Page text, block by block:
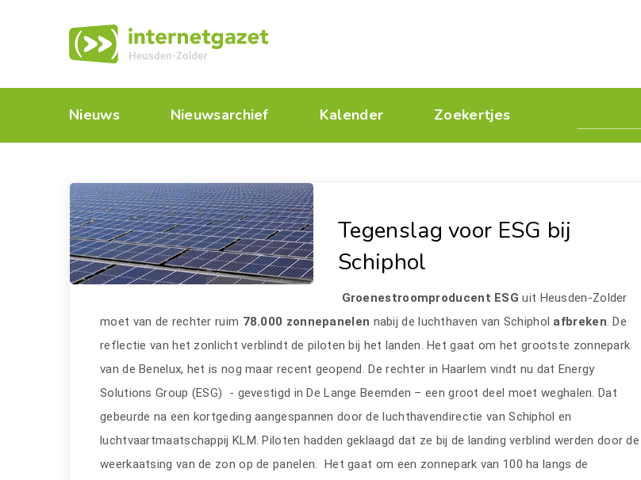
Nieuws Nieuwsarchief Kalender Zoekertjes
Tegenslag voor ESG bij
Schiphol
Groenestroomproducent ESG uit Heusden-Zolder
moet van de rechter ruim 78.000 zonnepanelen nabij de luchthaven van Schiphol afbreken. De
reflectie van het zonlicht verblindt de piloten bij het landen. Het gaat om het grootste zonnepark
van de Benelux, het is nog maar recent geopend. De rechter in Haarlem vindt nu dat Energy
Solutions Group (ESG) - gevestigd in De Lange Beemden – een groot deel moet weghalen. Dat
gebeurde na een kortgeding aangespannen door de luchthavendirectie van Schiphol en
luchtvaartmaatschappij KLM. Piloten hadden geklaagd dat ze bij de landing verblind werden door de
weerkaatsing van de zon op de panelen. Het gaat om een zonnepark van 100 ha langs de